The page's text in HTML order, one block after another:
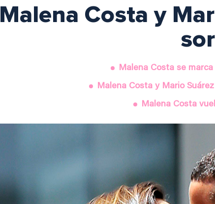
Malena Costa y
Malena Costa se marca
Malena Costa y Mario
Malena Costa